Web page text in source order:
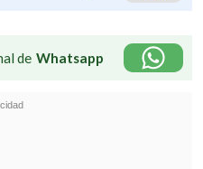
de Whatsapp